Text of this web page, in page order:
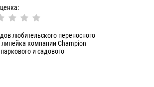
любительского переносного
компании Champion
и садового